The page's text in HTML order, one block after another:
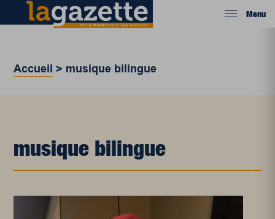
Menu
Accueil > musique bilingue
musique bilingue